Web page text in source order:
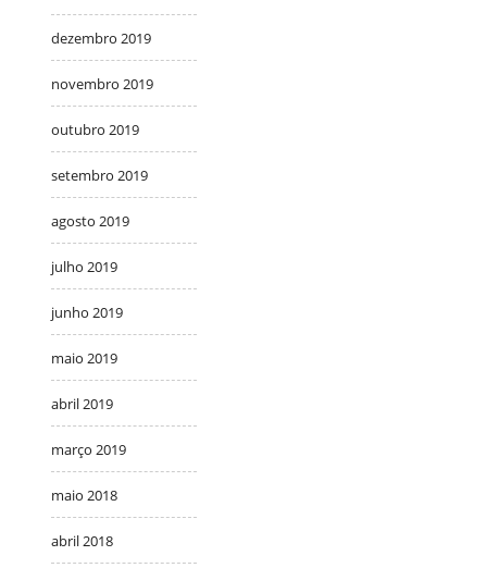
dezembro 2019
novembro 2019
outubro 2019
setembro 2019
agosto 2019
julho 2019
junho 2019
maio 2019
abril 2019
março 2019
maio 2018
abril 2018